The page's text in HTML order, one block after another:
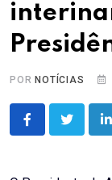
POR NOTÍCIAS